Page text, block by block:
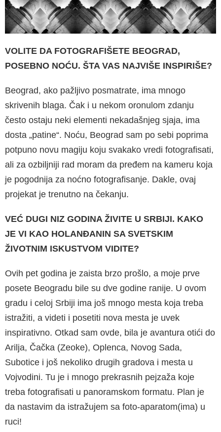
VOLITE DA FOTOGRAFIŠETE BEOGRAD,
POSEBNO NOĆU. ŠTA VAS NAJVIŠE INSPIRIŠE?
Beograd, ako pažljivo posmatrate, ima mnogo
skrivenih blaga. Čak i u nekom oronulom zdanju
često ostaju neki elementi nekadašnjeg sjaja, ima
dosta „patine“. Noću, Beograd sam po sebi poprima
potpuno novu magiju koju svakako vredi fotografisati,
ali za ozbiljniji rad moram da pređem na kameru koja
je pogodnija za noćno fotografisanje. Dakle, ovaj
projekat je trenutno na čekanju.
VEĆ DUGI NIZ GODINA ŽIVITE U SRBIJI. KAKO
JE VI KAO HOLANĐANIN SA SVETSKIM
ŽIVOTNIM ISKUSTVOM VIDITE?
Ovih pet godina je zaista brzo prošlo, a moje prve
posete Beogradu bile su dve godine ranije. U ovom
gradu i celoj Srbiji ima još mnogo mesta koja treba
istražiti, a videti i posetiti nova mesta je uvek
inspirativno. Otkad sam ovde, bila je avantura otići do
Arilja, Čačka (Zeoke), Oplenca, Novog Sada,
Subotice i još nekoliko drugih gradova i mesta u
Vojvodini. Tu je i mnogo prekrasnih pejzaža koje
treba fotografisati u panoramskom formatu. Plan je
da nastavim da istražujem sa foto-aparatom(ima) u
ruci!